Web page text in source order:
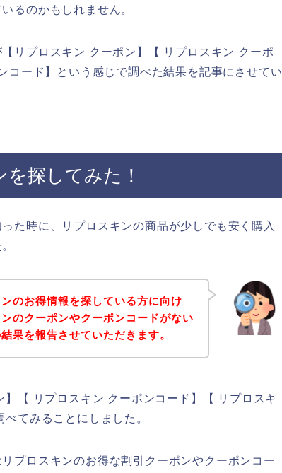
るのかもしれません。
リプロスキン クーポン】【 リプロスキン クーポ
コード】という感じで調べた結果を記事にさせてい
探してみた！
た時に、リプロスキンの商品が少しでも安く購入
のお得情報を探している方に向け
のクーポンやクーポンコードがない
果を報告させていただきます。
【 リプロスキン クーポンコード】【 リプロスキ
てみることにしました。
プロスキンのお得な割引クーポンやクーポンコー